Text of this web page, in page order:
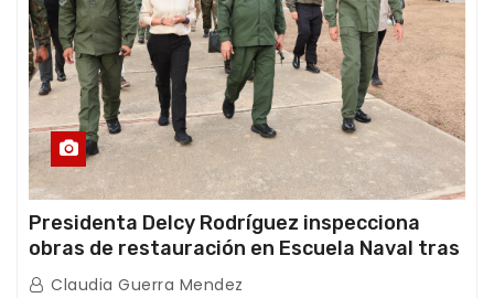
Presidenta Delcy Rodríguez inspecciona
obras de restauración en Escuela Naval tras
afectaciones sísmicas en La Guaira
Claudia Guerra Mendez